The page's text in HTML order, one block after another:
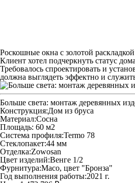
Роскошные окна с золотой раскладкой
Клиент хотел подчеркнуть статус
Требовалось спроектировать и
должна выглядеть эффектно и
Больше света: монтаж деревянных
Конструкция:Дом из бруса
Материал:Сосна
Площадь: 60 м2
Система профиля:Termo 78
Стеклопакет:44 мм
Отделка:Zowosan
Цвет изделий:Венге 1/2
Фурнитура:Maco, цвет "Бронза"
Год выполнения работы:2021 г.